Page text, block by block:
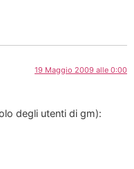
19 Maggio 2009 alle 0:00
degli utenti di gm):